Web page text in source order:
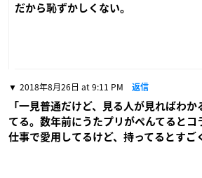
だから恥ずかしくない。
2018年8月26日 at 9:11 PM 返信
「一見普通だけど、見る人が見ればわ
てる。数年前にうたプリがぺんてるとコ
仕事で愛用してるけど、持ってるとすご